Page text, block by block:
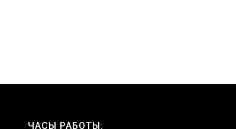
ЧАСЫ РАБОТЫ: